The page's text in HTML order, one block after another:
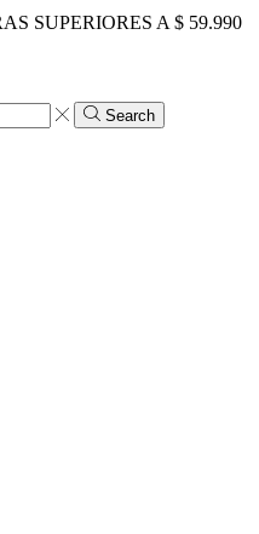
SUPERIORES A $ 59.990
Search